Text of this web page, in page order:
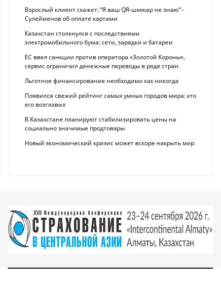
Взрослый клиент скажет: “Я ваш QR-шмюар не знаю“ -
Сулейменов об оплате картами
Казахстан столкнулся с последствиями
электромобильного бума: сети, зарядки и батареи
ЕС ввел санкции против оператора «Золотой Короны»,
сервис ограничил денежные переводы в ряде стран
Льготное финансирование необходимо как никогда
Появился свежий рейтинг самых умных городов мира: кто
его возглавил
В Казахстане планируют стабилизировать цены на
социально значимые продтовары
Новый экономический кризис может вскоре накрыть мир